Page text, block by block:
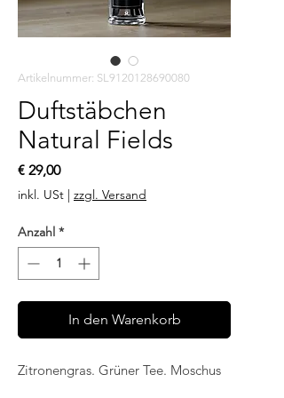
Artikelnummer: SL9120128690080
Duftstäbchen
Natural Fields
€ 29,00Preis
inkl. USt | zzgl. Versand
Anzahl *
In den Warenkorb
Zitronengras. Grüner Tee. Moschus